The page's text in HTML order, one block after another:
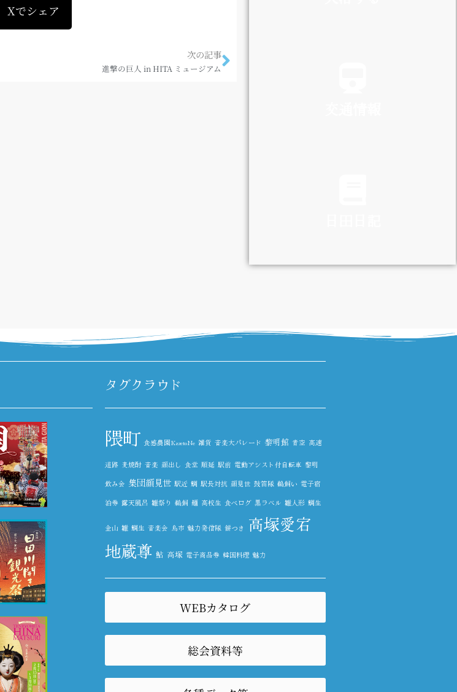
Xでシェア
次の記事
進撃の巨人 in HITA ミュージアム
DIARY
タグクラウド
隈町 食感農園KazetoNe 雑貨 音楽大パレード 黎明館 青空 高速
道路 麦焼酎 音楽 顔出し 食堂 順延 駅前 電動アシスト付自転車 黎明
飲み会 集団顔見世 駅近 鯛 駅長対抗 顔見世 鼓笛隊 鵜飼い 電子宿
泊券 露天風呂 雛祭り 鵜飼 麺 高校生 食べログ 黒ラベル 雛人形 鯛生
金山 雛 鯛生 音楽会 鳥市 魅力発信隊 餅つき
高塚愛宕
地蔵尊 鮎 高塚 電子商品券 韓国料理 魅力
WEBカタログ
総会資料等